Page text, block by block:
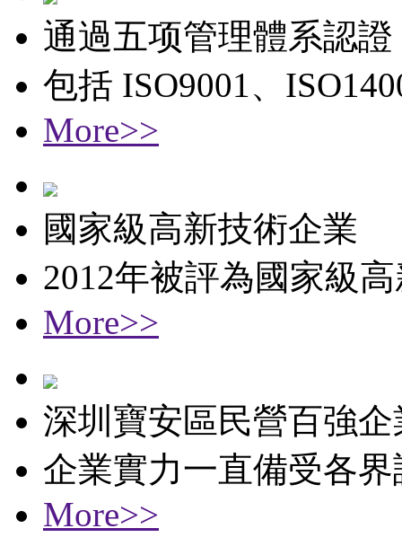
通過五项管理體系認證
包括 ISO9001、
More>>
國家級高新技術企業
2012年被評為國家級
More>>
深圳寶安區民營百強企
企業實力一直備受各界
More>>